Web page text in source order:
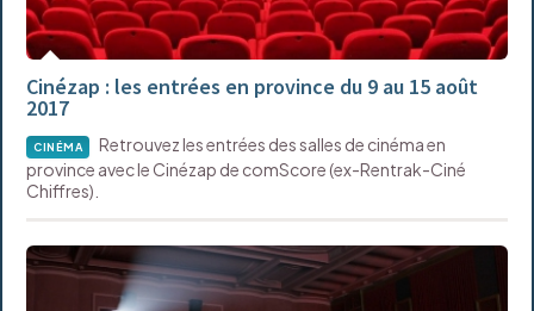
Cinézap : les entrées en province du 9 au 15 août
2017
CINÉMA
Retrouvez les entrées des salles de cinéma en
province avec le Cinézap de comScore (ex-Rentrak-Ciné
Chiffres).